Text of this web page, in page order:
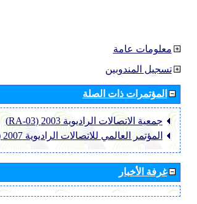
معلومات عامة
تسجيل المندوبين
المؤتمرات ذات الصلة
جمعية الاتصالات الراديوية 2003 (RA-03)
المؤتمر العالمي للاتصالات الراديوية 2007 (WRC-07)
غرفة الأخبار